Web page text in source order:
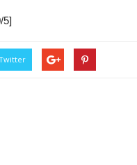
5]